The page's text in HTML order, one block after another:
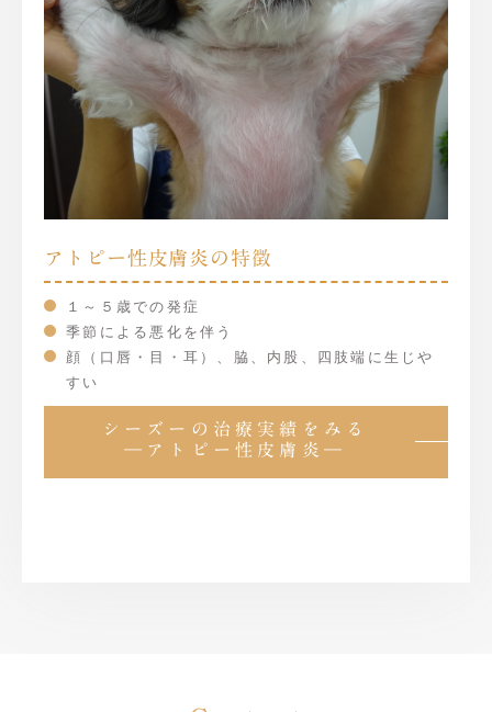
アトピー性皮膚炎の特徴
１～５歳での発症
季節による悪化を伴う
顔（口唇・目・耳）、脇、内股、四肢端に生じや
すい
シーズーの治療実績をみる
―アトピー性皮膚炎―